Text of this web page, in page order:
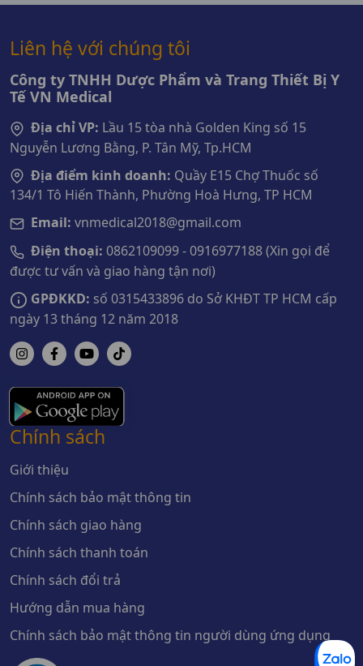
Liên hệ với chúng tôi
Công ty TNHH Dược Phẩm và Trang Thiết Bị Y
Tế VN Medical
Địa chỉ VP: Lầu 15 tòa nhà Golden King số 15
Nguyễn Lương Bằng, P. Tân Mỹ, Tp.HCM
Địa điểm kinh doanh: Quầy E15 Chợ Thuốc số
134/1 Tô Hiến Thành, Phường Hoà Hưng, TP HCM
Email: vnmedical2018@gmail.com
Điện thoại: 0862109099 - 0916977188 (Xin gọi để
được tư vấn và giao hàng tận nơi)
GPĐKKD: số 0315433896 do Sở KHĐT TP HCM cấp
ngày 13 tháng 12 năm 2018
Chính sách
Giới thiệu
Chính sách bảo mật thông tin
Chính sách giao hàng
Chính sách thanh toán
Chính sách đổi trả
Hướng dẫn mua hàng
Chính sách bảo mật thông tin người dùng ứng dụng